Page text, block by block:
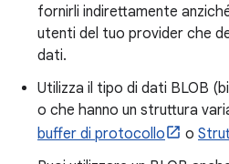
fornirli indirettamente
utenti del tuo provider che
dati.
Utilizza il tipo di dati BLOB
o che hanno un struttura
buffer di protocollo
o